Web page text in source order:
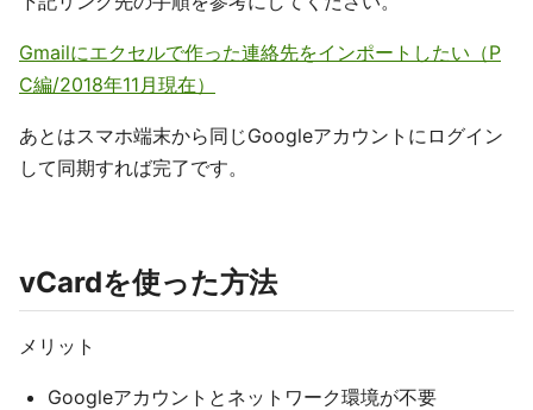
Gmailにエクセルで作った連絡先をインポートしたい（P
C編/2018年11月現在）
あとはスマホ端末から同じGoogleアカウントにログイン
して同期すれば完了です。
vCardを使った方法
メリット
Googleアカウントとネットワーク環境が不要